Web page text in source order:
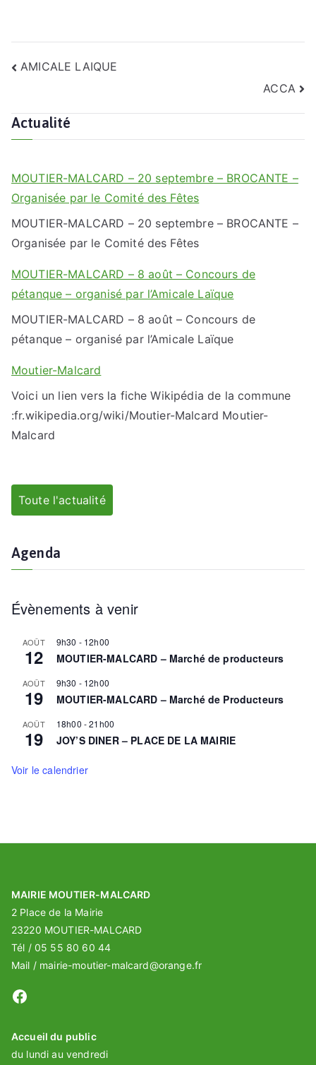
Navigation
AMICALE LAIQUE
ACCA
Actualité
MOUTIER-MALCARD – 20 septembre – BROCANTE –
Organisée par le Comité des Fêtes
MOUTIER-MALCARD – 20 septembre – BROCANTE –
Organisée par le Comité des Fêtes
MOUTIER-MALCARD – 8 août – Concours de
pétanque – organisé par l’Amicale Laïque
MOUTIER-MALCARD – 8 août – Concours de
pétanque – organisé par l’Amicale Laïque
Moutier-Malcard
Voici un lien vers la fiche Wikipédia de la commune
:fr.wikipedia.org/wiki/Moutier-Malcard Moutier-
Malcard
Toute l'actualité
Agenda
Évènements à venir
AOÛT
12
9h30 - 12h00
MOUTIER-MALCARD – Marché de producteurs
AOÛT
19
9h30 - 12h00
MOUTIER-MALCARD – Marché de Producteurs
AOÛT
19
18h00 -21h00
JOY’S DINER – PLACE DE LA MAIRIE
Voir le calendrier
MAIRIE MOUTIER-MALCARD
2 Place de la Mairie
23220 MOUTIER-MALCARD
Tél / 05 55 80 60 44
Mail / mairie-moutier-malcard@orange.fr
Facebook
Accueil du public
du lundi au vendredi